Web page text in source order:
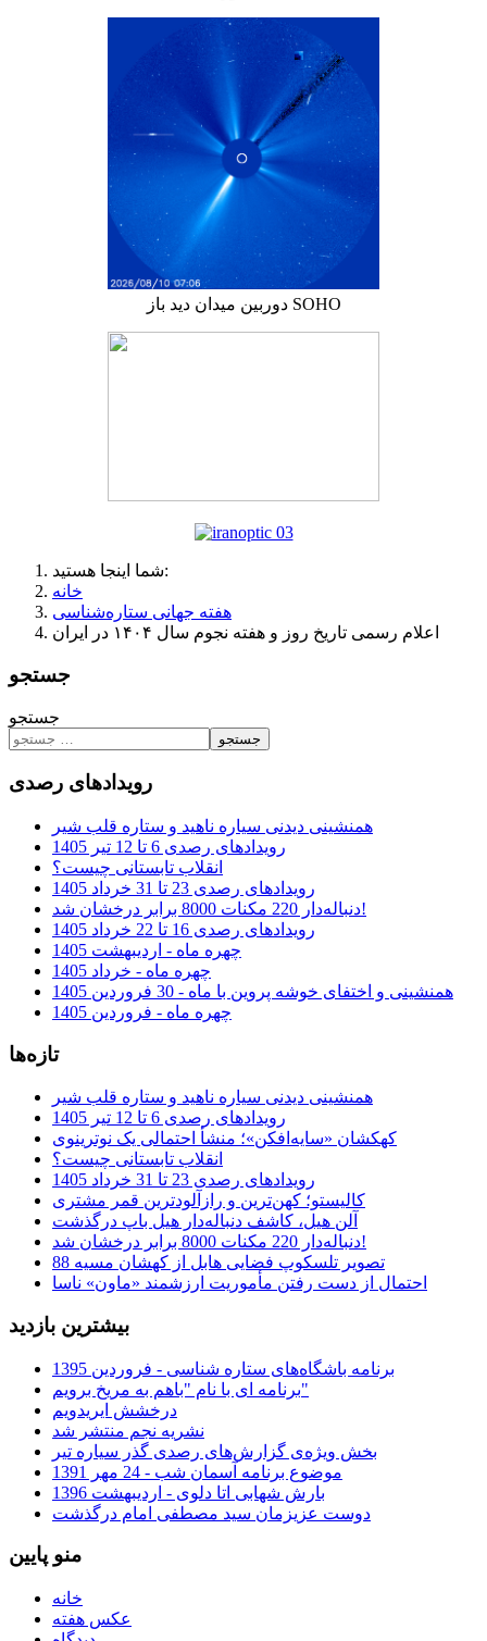
دوربین میدان دید باز SOHO
شما اینجا هستید:
خانه
هفته جهانی ستاره‌شناسی
اعلام رسمی تاریخ روز و هفته نجوم سال ۱۴۰۴ در ایران
جستجو
جستجو
جستجو
رویدادهای رصدی
همنشینی دیدنی سیاره ناهید و ستاره قلب شیر
رویدادهای رصدی 6 تا 12 تیر 1405
انقلاب تابستانی چیست؟
رویدادهای رصدی 23 تا 31 خرداد 1405
دنباله‌دار 220 مکنات 8000 برابر درخشان شد!
رویدادهای رصدی 16 تا 22 خرداد 1405
چهره ماه - اردیبهشت 1405
چهره ماه - خرداد 1405
همنشینی و اختفای خوشه پروین با ماه - 30 فروردین 1405
چهره ماه - فروردین 1405
تازه‌ها
همنشینی دیدنی سیاره ناهید و ستاره قلب شیر
رویدادهای رصدی 6 تا 12 تیر 1405
کهکشان «سایه‌افکن»؛ منشأ احتمالی یک نوترینوی
انقلاب تابستانی چیست؟
رویدادهای رصدی 23 تا 31 خرداد 1405
کالیستو؛ کهن‌ترین و رازآلودترین قمر مشتری
آلن هیل، کاشف دنباله‌دار هیل باپ درگذشت
دنباله‌دار 220 مکنات 8000 برابر درخشان شد!
تصویر تلسکوپ فضایی هابل از کهشان مسیه 88
احتمال از دست رفتن مأموریت ارزشمند «ماون» ناسا
بیشترین بازدید
برنامه باشگاه‌های ستاره شناسی - فروردین 1395
برنامه ای با نام "باهم به مریخ برویم"
درخشش ایریدویم
نشریه نجم منتشر شد
بخش ویژه‌ی گزارش‌های رصدی گذر سیاره تیر
موضوع برنامه آسمان شب - 24 مهر 1391
بارش شهابی اتا دلوی - اردیبهشت 1396
دوست عزیزمان سید مصطفی امام درگذشت
منو پایین
خانه
عکس هفته